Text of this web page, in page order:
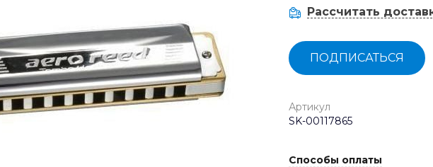
Рассчитать
ПОДПИСАТЬСЯ
Артикул
SK-00117865
Способы оплаты